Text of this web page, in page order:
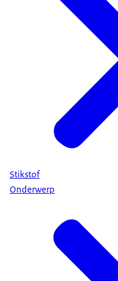
Stikstof
Onderwerp